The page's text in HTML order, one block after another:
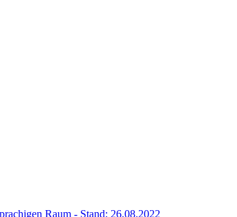
Raum - Stand: 26.08.2022